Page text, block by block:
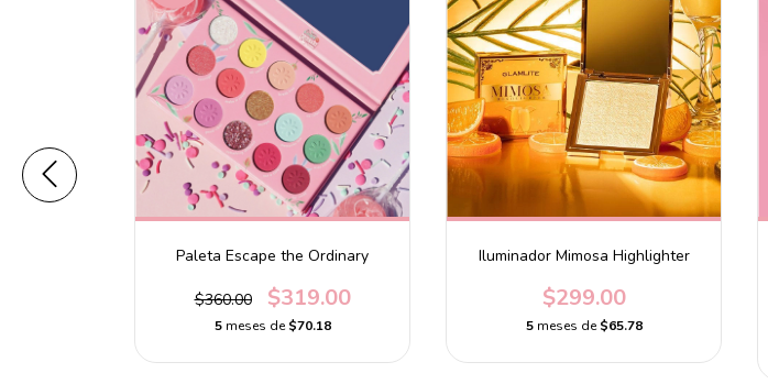
Paleta Escape the Ordinary
$360.00 $319.00
5 meses de$70.18
Iluminador Mimosa Highlighter
$299.00
5 meses de$65.78